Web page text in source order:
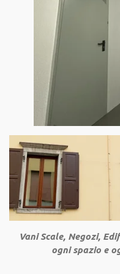
Vani Scale, Negozi,
ogni spazio e